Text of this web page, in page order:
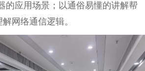
的应用场景；以通俗易懂的讲解帮
网络通信逻辑。